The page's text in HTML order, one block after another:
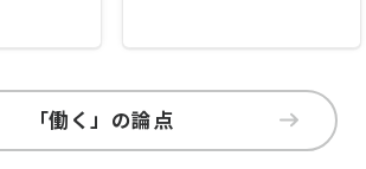
「働く」の論点